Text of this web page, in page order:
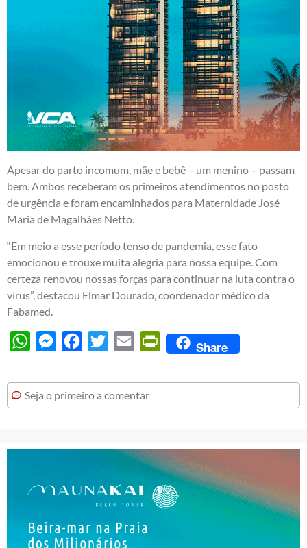
Apesar do parto incomum, mãe e bebê – um menino – passam
bem. Ambos receberam os primeiros atendimentos no posto
de urgência e foram encaminhados para Maternidade José
Maria de Magalhães Netto.
“Em meio a esse período tenso de pandemia, esse fato
emocionou e trouxe muita alegria para nossa equipe. Com
certeza renovou nossas forças para continuar na luta contra o
vírus”, destacou Elmar Dourado, coordenador médico da
Fabamed.
WhatsAppMessengerFacebook
Twitter Email PrintFriendly
Share
Seja o primeiro a comentar